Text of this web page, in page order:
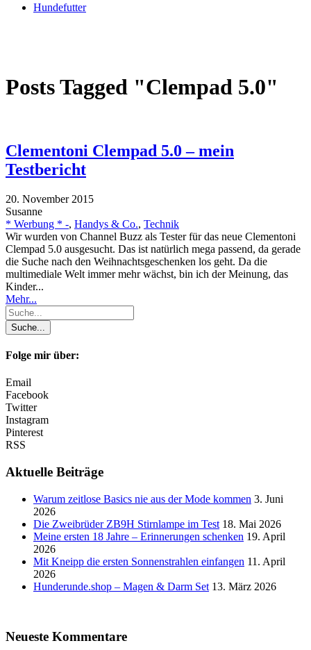
Hundefutter
Posts Tagged "Clempad 5.0"
Clementoni Clempad 5.0 – mein
Testbericht
20. November 2015
Susanne
* Werbung * -, Handys & Co., Technik
Wir wurden von Channel Buzz als Tester für das neue Clementoni
Clempad 5.0 ausgesucht. Das ist natürlich mega passend, da gerade
die Suche nach den Weihnachtsgeschenken los geht. Da die
multimediale Welt immer mehr wächst, bin ich der Meinung, das
Kinder...
Mehr...
Folge mir über:
Email
Facebook
Twitter
Instagram
Pinterest
RSS
Aktuelle Beiträge
Warum zeitlose Basics nie aus der Mode kommen 3. Juni
2026
Die Zweibrüder ZB9H Stirnlampe im Test 18. Mai 2026
Meine ersten 18 Jahre – Erinnerungen schenken 19. April
2026
Mit Kneipp die ersten Sonnenstrahlen einfangen 11. April
2026
Hunderunde.shop – Magen & Darm Set 13. März 2026
Neueste Kommentare